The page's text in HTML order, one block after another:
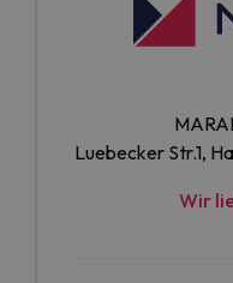
Luebecker Str.1,
Wir